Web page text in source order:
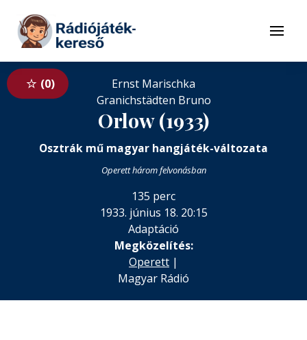
Tovább a tartalomhoz
Menü
0
Ernst Marischka
Granichstädten Bruno
Orlow (1933)
Osztrák mű magyar hangjáték-változata
Operett három felvonásban
135 perc
1933. június 18. 20:15
Adaptáció
Megközelítés:
Operett |
Magyar Rádió